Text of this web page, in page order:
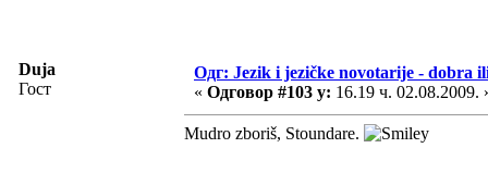
Duja
Гост
Одг: Jezik i jezičke novotarije - dobra
« Одговор #103 у: 16.19 ч. 02.08.2009.
Mudro zboriš, Stoundare.